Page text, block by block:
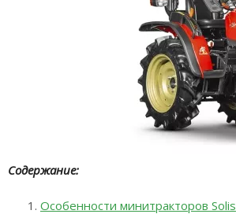
Содержание:
Особенности минитракторов Solis